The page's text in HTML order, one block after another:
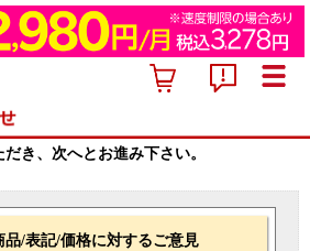
き、次へとお進み下さい。
品/表記/価格に対するご意見